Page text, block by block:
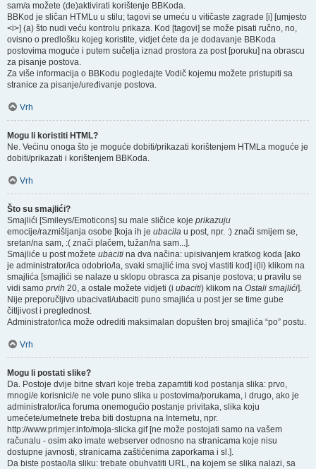
sam/a možete (de)aktivirati korištenje BBKoda.
BBKod je sličan HTMLu u stilu; tagovi se umeću u vitičaste zagrade [i] [umjesto
<i>] (a) što nudi veću kontrolu prikaza. Kod [tagovi] se može pisati ručno, no,
ovisno o predlošku kojeg koristite, vidjet ćete da je dodavanje BBKoda
postovima moguće i putem sučelja iznad prostora za post [poruku] na obrascu
za pisanje postova.
Za više informacija o BBKodu pogledajte Vodič kojemu možete pristupiti sa
stranice za pisanje/uređivanje postova.
Vrh
Mogu li koristiti HTML?
Ne. Većinu onoga što je moguće dobiti/prikazati korištenjem HTMLa moguće je
dobiti/prikazati i korištenjem BBKoda.
Vrh
Što su smajlići?
Smajlići [Smileys/Emoticons] su male sličice koje prikazuju
emocije/razmišljanja osobe [koja ih je ubacila u post, npr. :) znači smijem se,
sretan/na sam, :( znači plačem, tužan/na sam...].
Smajliće u post možete ubaciti na dva načina: upisivanjem kratkog koda [ako
je administrator/ica odobrio/la, svaki smajlić ima svoj vlastiti kod] i(li) klikom na
smajlića [smajlići se nalaze u sklopu obrasca za pisanje postova; u pravilu se
vidi samo prvih 20, a ostale možete vidjeti (i ubaciti) klikom na Ostali smajlići].
Nije preporučljivo ubacivati/ubaciti puno smajlića u post jer se time gube
čitljivost i preglednost.
Administrator/ica može odrediti maksimalan dopušten broj smajlića “po” postu.
Vrh
Mogu li postati slike?
Da. Postoje dvije bitne stvari koje treba zapamtiti kod postanja slika: prvo,
mnogi/e korisnici/e ne vole puno slika u postovima/porukama, i drugo, ako je
administrator/ica foruma onemogućio postanje privitaka, slika koju
umećete/umetnete treba biti dostupna na Internetu, npr.
http://www.primjer.info/moja-slicka.gif [ne može postojati samo na vašem
računalu - osim ako imate webserver odnosno na stranicama koje nisu
dostupne javnosti, stranicama zaštićenima zaporkama i sl.].
Da biste postao/la sliku: trebate obuhvatiti URL, na kojem se slika nalazi, sa